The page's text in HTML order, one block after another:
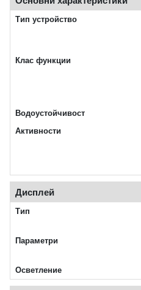
Тип устройство
Клас функции
Водоустойчивост
Активности
Дисплей
Тип
Параметри
Осветление